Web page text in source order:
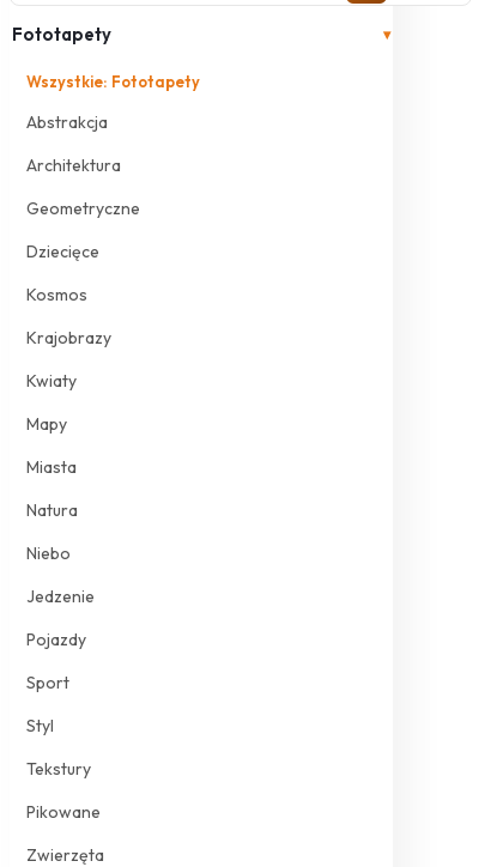
Fototapety ▾
Wszystkie: Fototapety
Abstrakcja
Architektura
Geometryczne
Dziecięce
Kosmos
Krajobrazy
Kwiaty
Mapy
Miasta
Natura
Niebo
Jedzenie
Pojazdy
Sport
Styl
Tekstury
Pikowane
Zwierzęta